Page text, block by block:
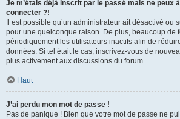
Je m’étais déjà inscrit par le passé mais ne peux
connecter ?!
Il est possible qu’un administrateur ait désactivé ou
pour une quelconque raison. De plus, beaucoup de
périodiquement les utilisateurs inactifs afin de
données. Si tel était le cas, inscrivez-vous de
plus activement aux discussions du forum.
Haut
J’ai perdu mon mot de passe !
Pas de panique ! Bien que votre mot de passe ne